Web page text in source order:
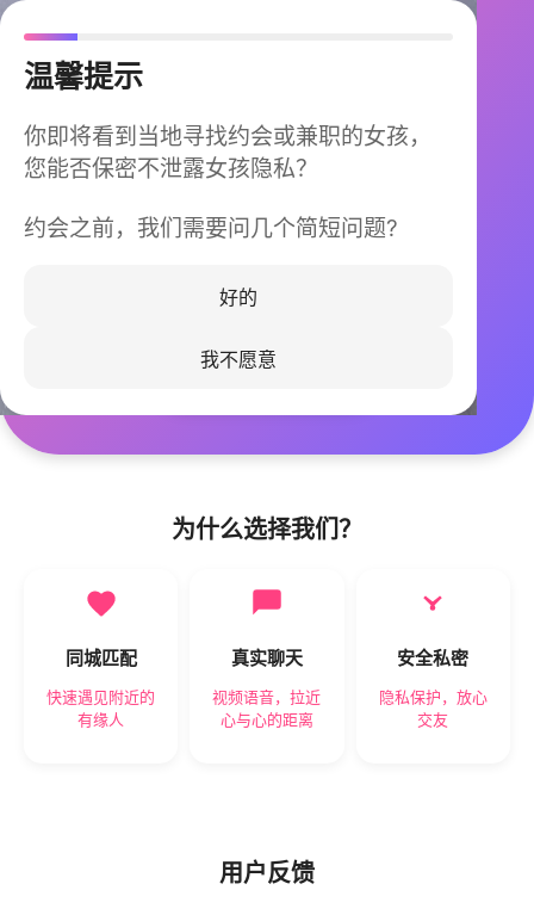
温馨提示
你即将看到当地寻找约会或兼职的女孩，
您能否保密不泄露女孩隐私？
约会之前，我们需要问几个简短问题?
好的
我不愿意
今晚不再孤单
同城快速匹配，马上认识身边的TA
立即下载
为什么选择我们？
同城匹配
快速遇见附近的
有缘人
真实聊天
视频语音，拉近
心与心的距离
安全私密
隐私保护，放心
交友
用户反馈